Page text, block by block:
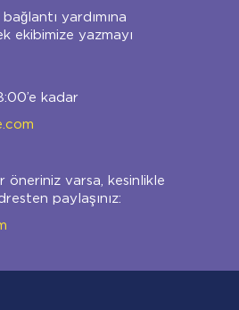
yardımına
ekibimize yazmayı
kadar
öneriniz varsa, kesinlikle
paylaşınız: